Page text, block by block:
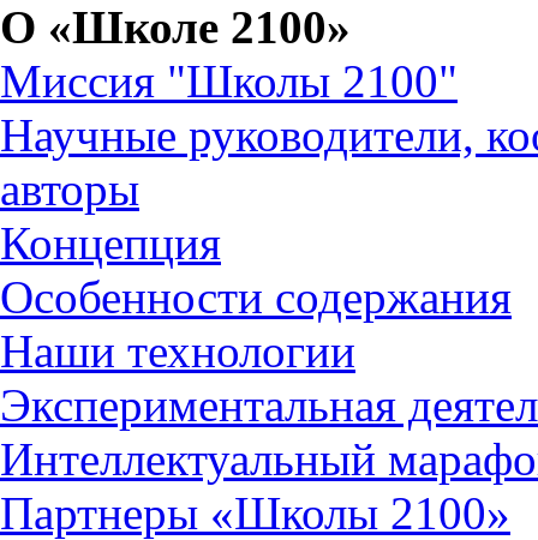
О «Школе 2100»
Миссия "Школы 2100"
Научные руководители,
авторы
Концепция
Особенности содержания
Наши технологии
Экспериментальная
Интеллектуальный
Партнеры «Школы 2100»